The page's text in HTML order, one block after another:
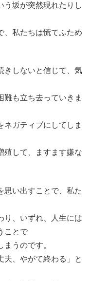
う坂が突然現れたりし
、私たちは慌てふため
きしないと信じて、気
難も立ち去っていきま
ネガティブにしてしま
殖して、ますます嫌な
思い出すことで、私た
り、いずれ、人生には
ことで
うのです。
夫、やがて終わる」と